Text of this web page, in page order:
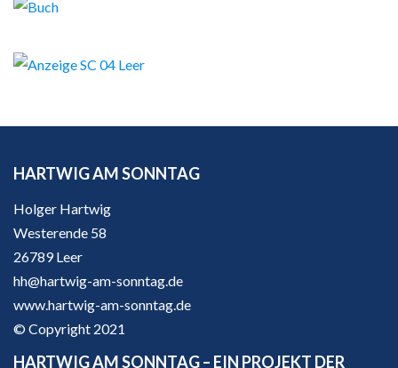
HARTWIG AM SONNTAG
Holger Hartwig
Westerende 58
26789 Leer
hh@hartwig-am-sonntag.de
www.hartwig-am-sonntag.de
© Copyright 2021
HARTWIG AM SONNTAG – EIN PROJEKT DER